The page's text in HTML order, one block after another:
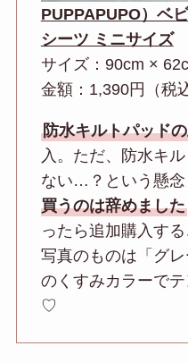
PUPPAPUPO）ベ
シーツ ミニサイズ
サイズ：90cm ×
金額：1,390円（税
防水キルトパッド
入。ただ、防水キ
ない…？という懸念
買うのは辞めました
ったら追加購入す
写真のものは「グ
のくすみカラーで
♡